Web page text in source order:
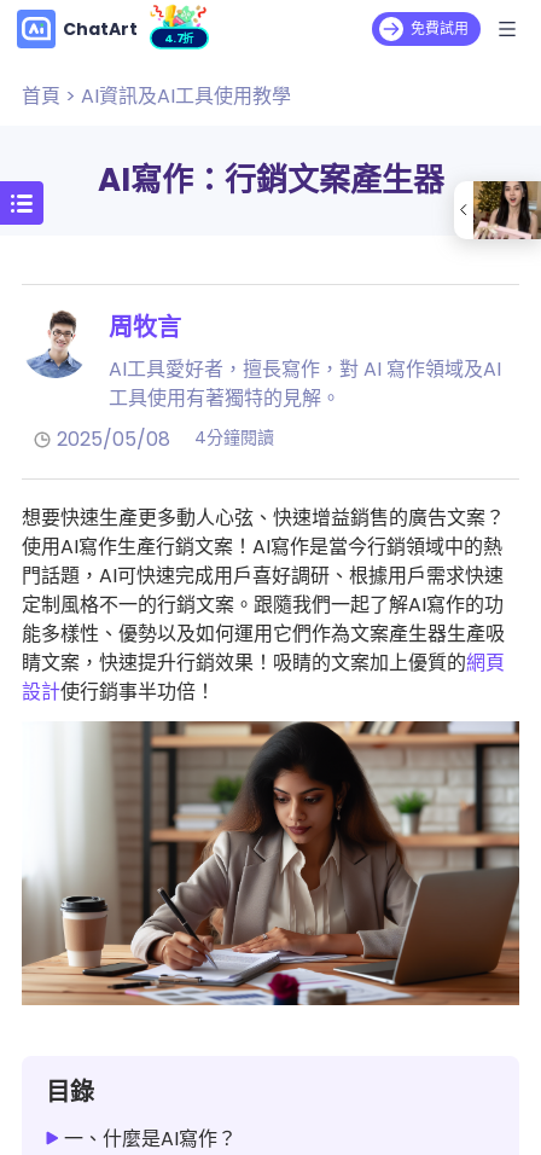
ChatArt 4.7折 免費試用
首頁 > AI資訊及AI工具使用教學
AI寫作：行銷文案產生器
周牧言
AI工具愛好者，擅長寫作，對 AI 寫作領域及AI
工具使用有著獨特的見解。
2025/05/08
4分鐘閱讀
想要快速生產更多動人心弦、快速增益銷售的廣告文案？
使用AI寫作生產行銷文案！AI寫作是當今行銷領域中的熱
門話題，AI可快速完成用戶喜好調研、根據用戶需求快速
定制風格不一的行銷文案。跟隨我們一起了解AI寫作的功
能多樣性、優勢以及如何運用它們作為文案產生器生產吸
睛文案，快速提升行銷效果！吸睛的文案加上優質的網頁
設計使行銷事半功倍！
目錄
一、什麼是AI寫作？